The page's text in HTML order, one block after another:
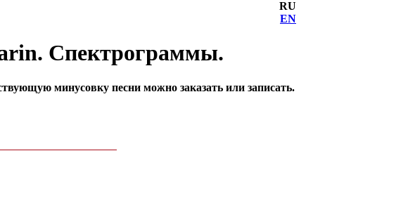
RU
EN
Спектрограммы.
минусовку песни можно заказать или записать.